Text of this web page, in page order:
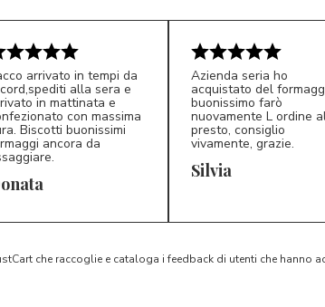
arrivato in tempi da
alla sera e
in mattinata e
con massima
Biscotti buonissimi
ancora da
S*
Azienda seria ho
acquistato del
buonissimo farò
nuovamente L ordine
presto, consiglio
vivamente, grazie.
Silvia
che raccoglie e cataloga i feedback di utenti che hanno